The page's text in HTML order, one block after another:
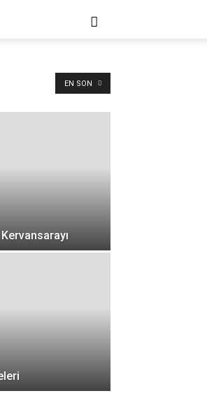
EN SON